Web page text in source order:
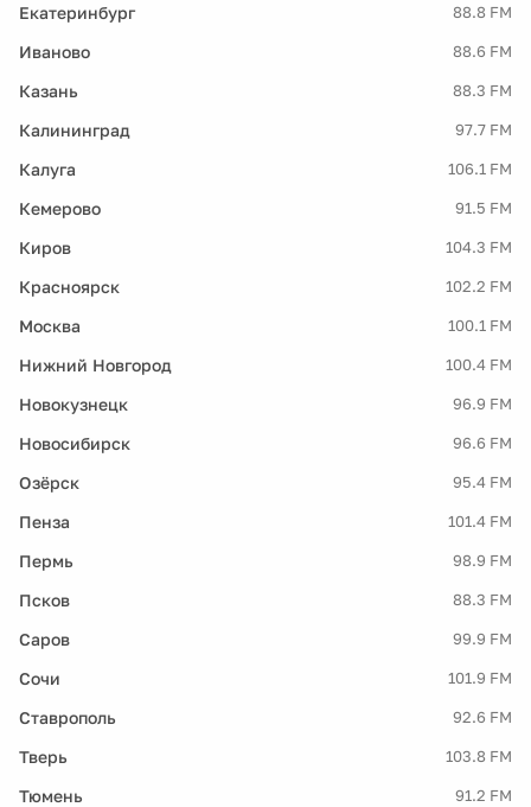
Екатеринбург 88.8 FM
Иваново 88.6 FM
Казань 88.3 FM
Калининград 97.7 FM
Калуга 106.1 FM
Кемерово 91.5 FM
Киров 104.3 FM
Красноярск 102.2 FM
Москва 100.1 FM
Нижний Новгород 100.4 FM
Новокузнецк 96.9 FM
Новосибирск 96.6 FM
Озёрск 95.4 FM
Пенза 101.4 FM
Пермь 98.9 FM
Псков 88.3 FM
Саров 99.9 FM
Сочи 101.9 FM
Ставрополь 92.6 FM
Тверь 103.8 FM
Тюмень 91.2 FM